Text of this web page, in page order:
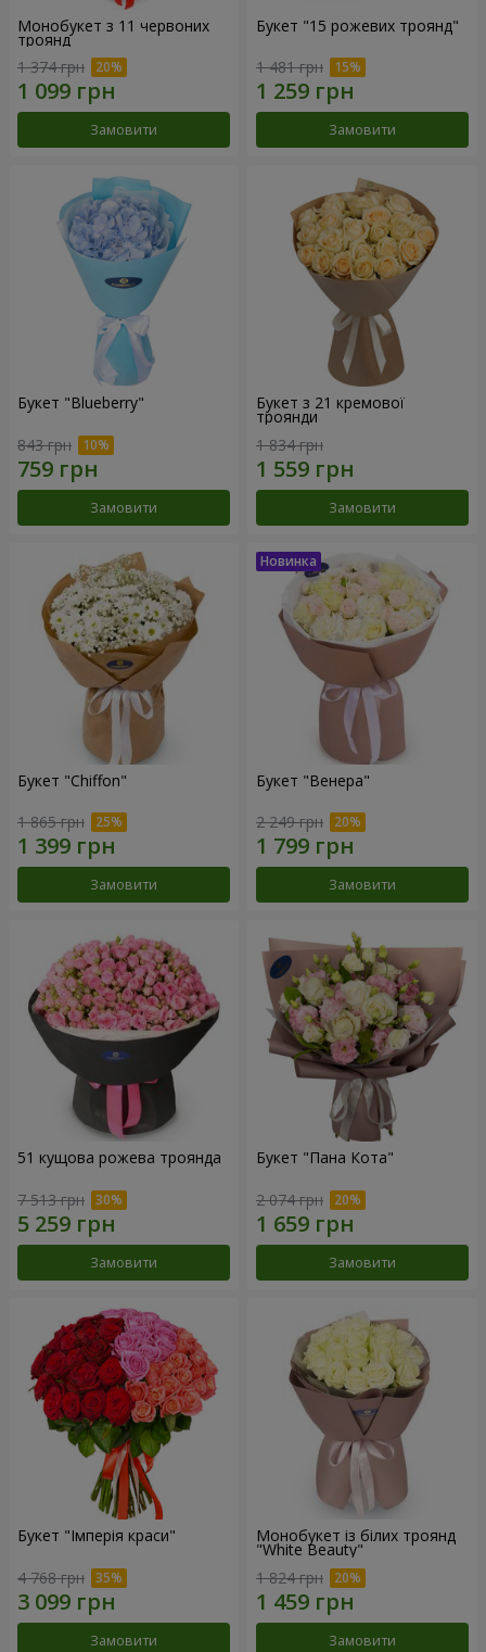
Монобукет з 11 червоних
троянд
1 374 грн
Замовити
Букет "15 рожевих троянд"
1 481 грн
Замовити
Букет "Blueberry"
843 грн
Замовити
Букет з 21 кремової
троянди
1 834 грн
Замовити
Букет "Chiffon"
1 865 грн
Замовити
Букет "Венера"
2 249 грн
Замовити
51 кущова рожева троянда
7 513 грн
Замовити
Букет "Пана Кота"
2 074 грн
Замовити
Букет "Імперія краси"
4 768 грн
Замовити
Монобукет із білих троянд
"White Beauty"
1 824 грн
Замовити